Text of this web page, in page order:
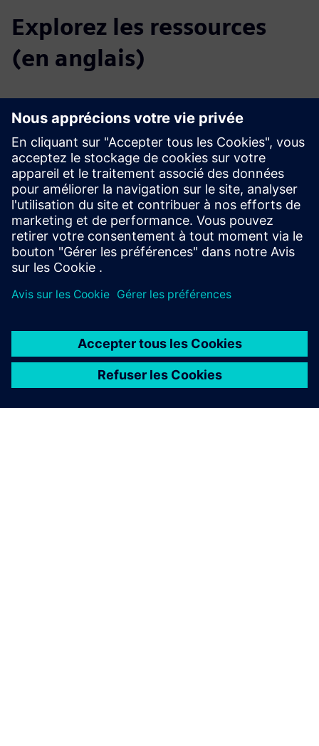
Explorez les ressources
(en anglais)
Téléchargements
Catalogue SICAM FSI
Profil SICAM FSI
Spécifications de l'appel d'offres
SiePortal - Boutique en ligne
SICAM FSI sur SIEPortal